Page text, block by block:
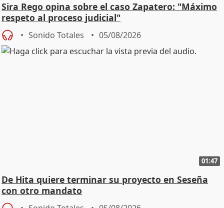
Sira Rego opina sobre el caso Zapatero: "Máximo
respeto al proceso judicial"
Sonido Totales 05/08/2026
01:47
De Hita quiere terminar su proyecto en Seseña
con otro mandato